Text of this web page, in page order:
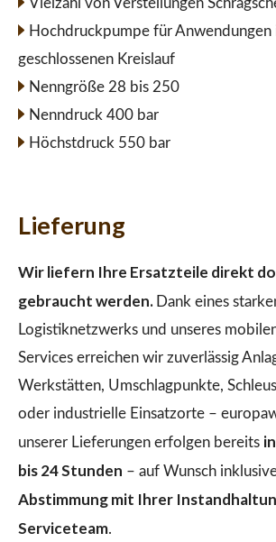
Vielzahl von Verstellungen
Hochdruckpumpe für Anwendungen
geschlossenen Kreislauf
Nenngröße 28 bis 250
Nenndruck 400 bar
Höchstdruck 550 bar
Lieferung
Wir liefern Ihre Ersatzteile direkt
gebraucht werden. Dank eines
Logistiknetzwerks und unseres
Services erreichen wir zuverlässig
Werkstätten, Umschlagpunkte,
oder industrielle Einsatzorte –
unserer Lieferungen erfolgen bereits
bis 24 Stunden – auf Wunsch
Abstimmung mit Ihrer
Serviceteam.